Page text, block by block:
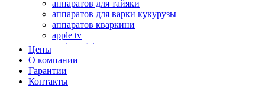
аппаратов для тайяки
аппаратов для варки кукурузы
аппаратов кваркини
apple tv
apple watch
аромадиффузоров
аромастанций
ароматизаторов воздуха
аудиоплееров
Цены
О компании
Гарантии
Контакты